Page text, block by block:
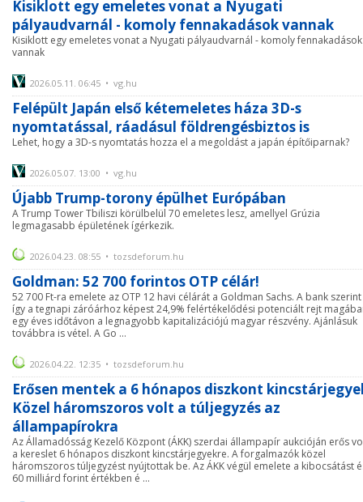
Kisiklott egy emeletes vonat a Nyugati
pályaudvarnál - komoly fennakadások vannak
Kisiklott egy emeletes vonat a Nyugati pályaudvarnál - komoly fennakadások
vannak
2026.05.11. 06:45 • vg.hu
Felépült Japán első kétemeletes háza 3D-s
nyomtatással, ráadásul földrengésbiztos is
Lehet, hogy a 3D-s nyomtatás hozza el a megoldást a japán építőiparnak?
2026.05.07. 13:00 • vg.hu
Újabb Trump-torony épülhet Európában
A Trump Tower Tbiliszi körülbelül 70 emeletes lesz, amellyel Grúzia
legmagasabb épületének ígérkezik.
2026.04.23. 08:55 • tozsdeforum.hu
Goldman: 52 700 forintos OTP célár!
52 700 Ft-ra emelete az OTP 12 havi célárát a Goldman Sachs. A bank szerint
így a tegnapi záróárhoz képest 24,9% felértékelődési potenciált rejt
egy éves időtávon a legnagyobb kapitalizációjú magyar részvény. Ajánlásuk
továbbra is vétel. A Go ...
2026.04.22. 12:35 • tozsdeforum.hu
Erősen mentek a 6 hónapos diszkont
Közel háromszoros volt a túljegyzés az
állampapírokra
Az Államadósság Kezelő Központ (ÁKK) szerdai állampapír aukcióján erős
a kereslet 6 hónapos diszkont kincstárjegyekre. A forgalmazók közel
háromszoros túljegyzést nyújtottak be. Az ÁKK végül emelete a kibocsátást
60 milliárd forint értékben é ...